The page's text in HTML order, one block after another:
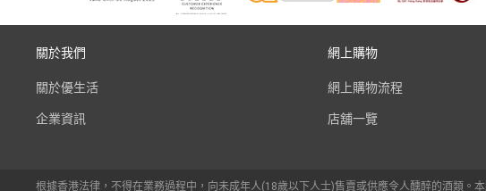
關於我們
關於優生活
企業資訊
網上購物
網上購物流程
店舖一覽
根據香港法律，不得在業務過程中，向未成年人(18歲以下人士)售賣或供應令人醺醉的酒類。